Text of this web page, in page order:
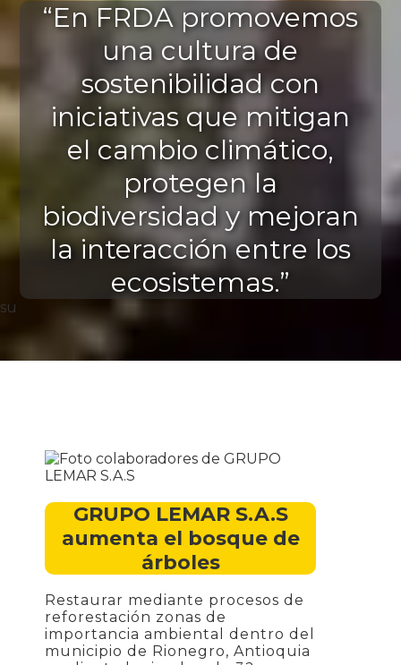
“En FRDA promovemos
una cultura de
sostenibilidad con
iniciativas que mitigan
el cambio climático,
protegen la
biodiversidad y mejoran
la interacción entre los
ecosistemas.”
su
GRUPO LEMAR S.A.S
aumenta el bosque de
árboles
Restaurar mediante procesos de
reforestación zonas de
importancia ambiental dentro del
municipio de Rionegro, Antioquia